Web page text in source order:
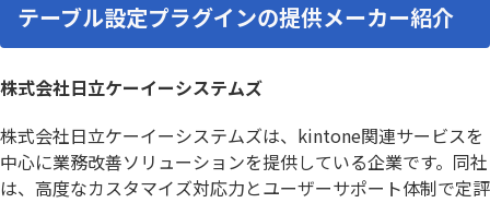
テーブル設定プラグインの提供メーカー紹介
株式会社日立ケーイーシステムズ
株式会社日立ケーイーシステムズは、kintone関連サービスを
中心に業務改善ソリューションを提供している企業です。同社
は、高度なカスタマイズ対応力とユーザーサポート体制で定評